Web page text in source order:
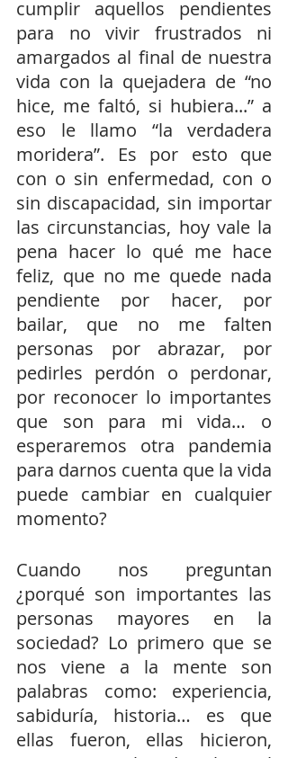
cumplir aquellos pendientes
para no vivir frustrados ni
amargados al final de nuestra
vida con la quejadera de “no
hice, me faltó, si hubiera...” a
eso le llamo “la verdadera
moridera”. Es por esto que
con o sin enfermedad, con o
sin discapacidad, sin importar
las circunstancias, hoy vale la
pena hacer lo qué me hace
feliz, que no me quede nada
pendiente por hacer, por
bailar, que no me falten
personas por abrazar, por
pedirles perdón o perdonar,
por reconocer lo importantes
que son para mi vida… o
esperaremos otra pandemia
para darnos cuenta que la vida
puede cambiar en cualquier
momento?
Cuando nos preguntan
¿porqué son importantes las
personas mayores en la
sociedad? Lo primero que se
nos viene a la mente son
palabras como: experiencia,
sabiduría, historia… es que
ellas fueron, ellas hicieron,